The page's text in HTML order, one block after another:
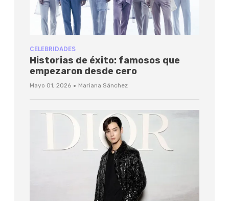
CELEBRIDADES
Historias de éxito: famosos que
empezaron desde cero
Mayo 01, 2026 · Mariana Sánchez